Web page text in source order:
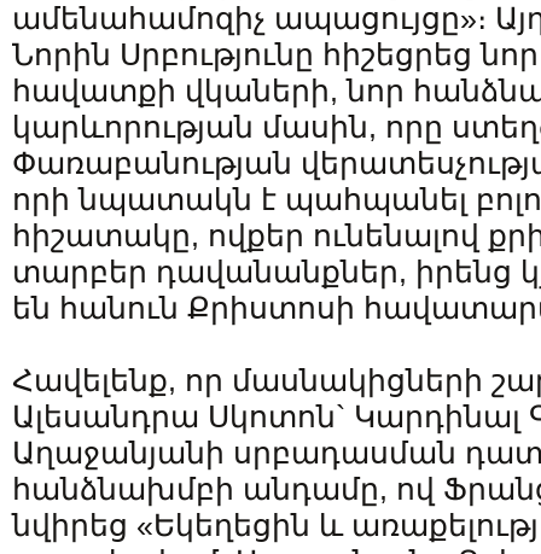
ամենահամոզիչ ապացույցը»։
Նորին Սրբությունը հիշեցրեց
հավատքի վկաների, նոր
կարևորության մասին, որը
Փառաբանության
որի նպատակն է պահպանել
հիշատակը, ովքեր ունենալով
տարբեր դավանանքներ, իրենց
են հանուն Քրիստոսի
Հավելենք, որ մասնակիցների
Ալեսանդրա Սկոտոն` Կարդինալ
Աղաջանյանի սրբադասման
հանձնախմբի անդամը, ով
նվիրեց «Եկեղեցին և